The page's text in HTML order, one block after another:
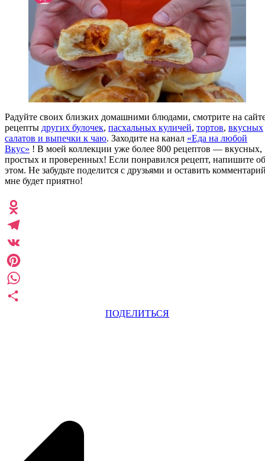
Радуйте своих близких домашними блюдами, смотрите на
рецепты других булочек, пасхальных куличей, тортов, вкусных
салатов и выпечки к чаю. Заходите на канал «Еда на любой
Вкус» ! В моей коллекции уже более 800 рецептов — вкусных,
простых и проверенных! Если понравился рецепт, напишите об
этом. Не забудьте поделится с друзьями и оставить
мне будет приятно!
ПОДЕЛИТЬСЯ